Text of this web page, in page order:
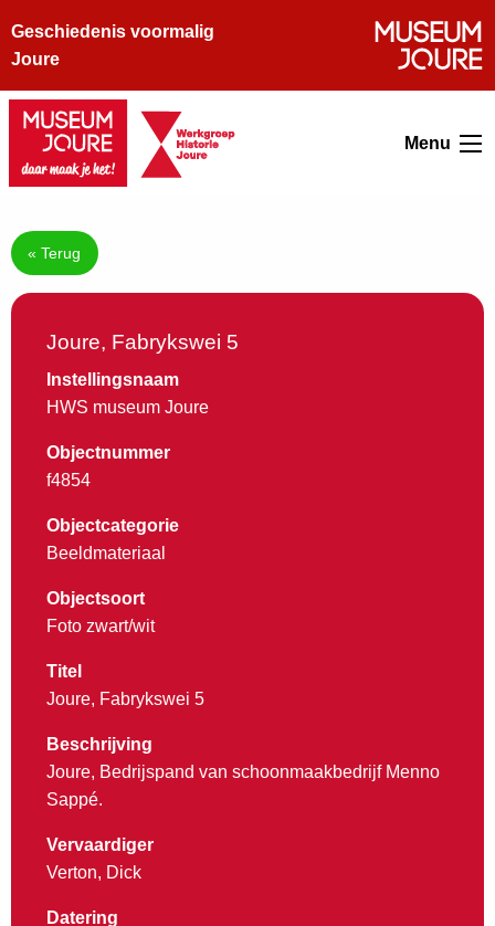
Geschiedenis voormalig
Joure
Menu
« Terug
Joure, Fabrykswei 5
Instellingsnaam
HWS museum Joure
Objectnummer
f4854
Objectcategorie
Beeldmateriaal
Objectsoort
Foto zwart/wit
Titel
Joure, Fabrykswei 5
Beschrijving
Joure, Bedrijspand van schoonmaakbedrijf Menno
Sappé.
Vervaardiger
Verton, Dick
Datering